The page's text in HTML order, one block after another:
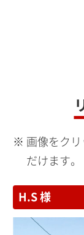
画像をク
だけます。
H.S 様